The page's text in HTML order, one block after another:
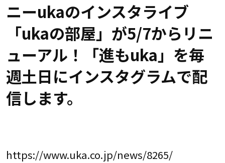
ニーukaのインスタライブ
「ukaの部屋」が5/7からリニ
ューアル！「進もuka」を毎
週土日にインスタグラムで配
信します。
https://www.uka.co.jp/news/8265/